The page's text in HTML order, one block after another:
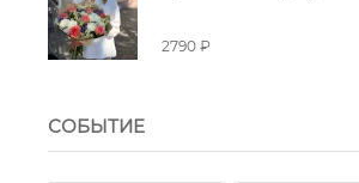
2790 ₽
СОБЫТИЕ